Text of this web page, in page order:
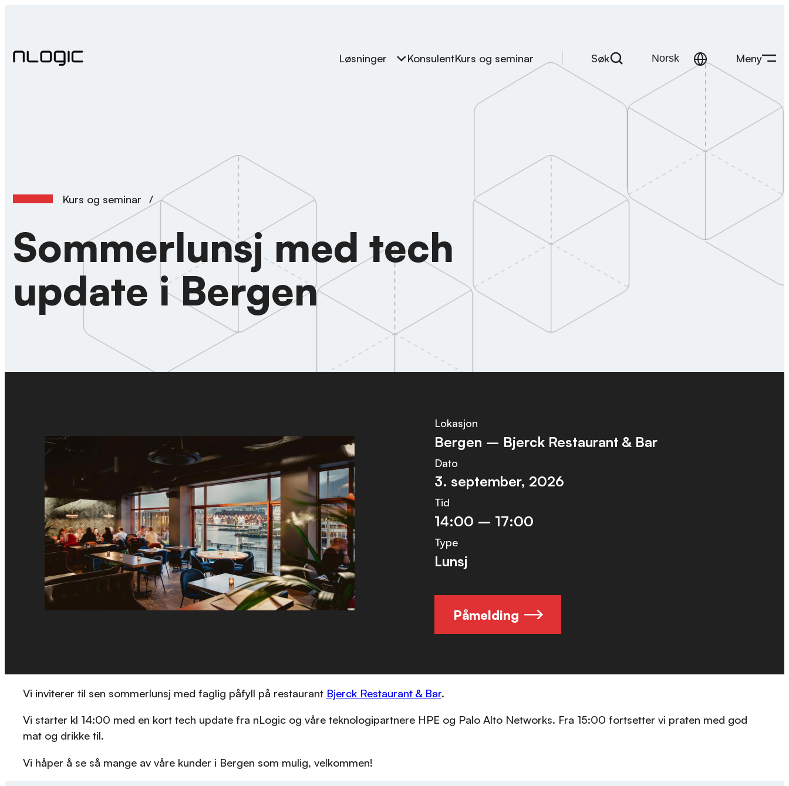
Løsninger
KonsulentKurs og seminar Søk Meny
Kurs og seminar /
Sommerlunsj med tech
update i Bergen
Lokasjon
Bergen – Bjerck Restaurant & Bar
Dato
3. september, 2026
Tid
14:00 – 17:00
Type
Lunsj
Påmelding
Vi inviterer til sen sommerlunsj med faglig påfyll på restaurant Bjerck Restaurant & Bar.
Vi starter kl 14:00 med en kort tech update fra nLogic og våre teknologipartnere HPE og Palo Alto Networks. Fra 15:00 fortsetter vi praten med god
mat og drikke til.
Vi håper å se så mange av våre kunder i Bergen som mulig, velkommen!